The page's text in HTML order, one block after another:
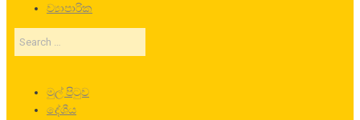
ව්‍යාපාරික
Search
…
මුල් පිටුව
දේශීය